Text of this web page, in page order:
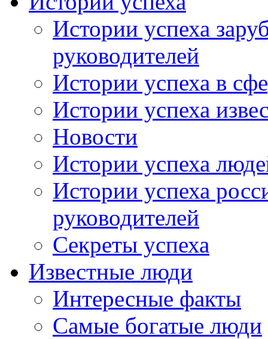
Истории успеха
руководителей
Истории успеха в
Истории успеха
Новости
Истории успеха
Истории успеха
руководителей
Секреты успеха
Известные люди
Интересные факты
Самые богатые люди